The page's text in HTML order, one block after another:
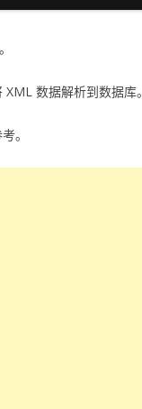
数据解析到数据库。
。